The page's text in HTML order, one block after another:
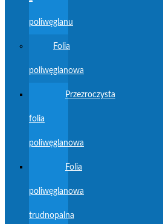
poliwęglanu
Folia
poliwęglanowa
Przezroczysta
folia
poliwęglanowa
Folia
poliwęglanowa
trudnopalna